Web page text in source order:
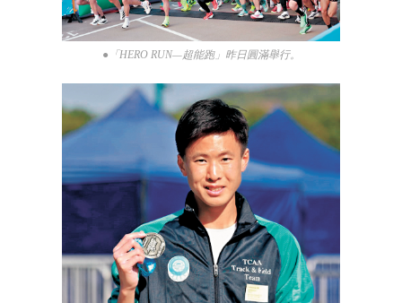
●「HERO RUN—超能跑」昨日圓滿舉行。